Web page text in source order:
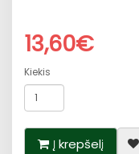
13,60€
Kiekis
Į krepšelį